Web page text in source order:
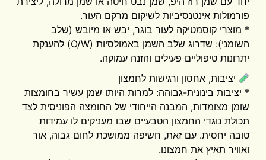
פורמולות אינטנסיביות לשיקום מרקם העור.
* מוצרי קוסמטיקה לעור בוגר, יבש או מיובש (שלב
השומני): שדרוג שלב השמן באמולסיות (O/W) להענקת
יתרונות טיפוליים פעילים והזנה עמוקה.
יציבות, אחסון ורגישות לחמצון
* יציבות בינונית-גבוהה: למרות היותו שמן עשיר בחומצות
שומן מצומדות, המבנה הייחודי של החומצה הפוניסית לצד
תכולת נוגדי החמצון הטבעיים שבו מעניקים לו עמידות
טובה יחסית. עם זאת, חשיפה ממושכת לחום גבוה, אור
ואוויר תאיץ את חמצונו.